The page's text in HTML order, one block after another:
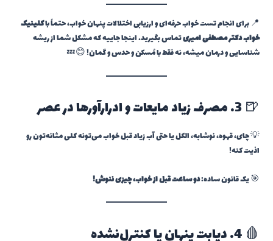
📍 برای انجام تست خواب حرفه‌ای و ارزیابی اختلالات پنهان خواب، حتماً باکلینیک
خواب دکتر مصطفی امیریتماس بگیرید. اینجا جاییه که مشکل شما از ریشه
شناسایی و درمان میشه، نه فقط با مُسکن و حدس و گمان! 😊💤
🍺 3. مصرف زیاد مایعات و ادرارآورها در عصر
💡 چای، قهوه، نوشابه، الکل یا حتی آب زیاد قبل خواب می‌تونه کلی مثانه‌تون رو
اذیت کنه!
🎯 یک قانون ساده:دو ساعت قبل از خواب، چیزی ننوش!
🩸 4. دیابت پنهان یا کنترل‌نشده